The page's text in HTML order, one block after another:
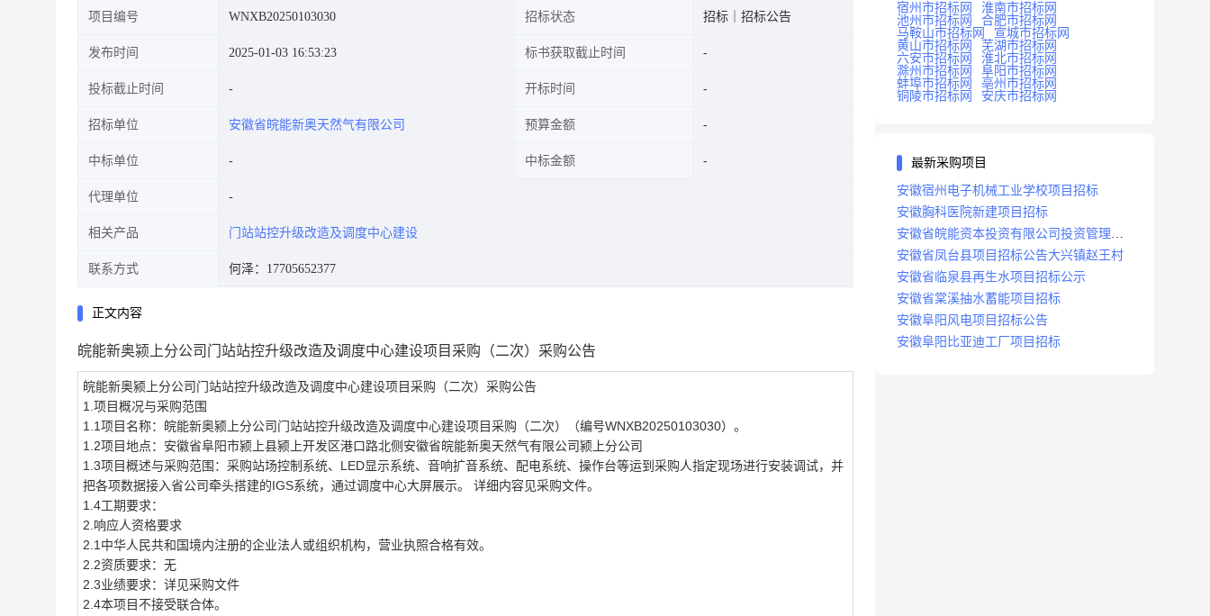
项目编号 WNXB20250103030 招标状态 招标｜招标公告
发布时间 2025-01-03 16:53:23 标书获取截止时间
投标截止时间 开标时间
招标单位 安徽省皖能新奥天然气有限公司 预算金额
中标单位 中标金额
代理单位
相关产品 门站站控升级改造及调度中心建设
联系方式 何泽：17705652377
正文内容
皖能新奥颍上分公司门站站控升级改造及调度中心建设项目采购（二次）采购公告
皖能新奥颍上分公司门站站控升级改造及调度中心建设项目采购（二次）采购公告
1.项目概况与采购范围
1.1项目名称：皖能新奥颍上分公司门站站控升级改造及调度中心建设项目采购（二次）（编号WNXB20250103030）。
1.2项目地点：安徽省阜阳市颍上县颍上开发区港口路北侧安徽省皖能新奥天然气有限公司颍上分公司
1.3项目概述与采购范围：采购站场控制系统、LED显示系统、音响扩音系统、配电系统、操作台等运到采购人指定现场进行安装调试，并
把各项数据接入省公司牵头搭建的IGS系统，通过调度中心大屏展示。 详细内容见采购文件。
1.4工期要求：
2.响应人资格要求
2.1中华人民共和国境内注册的企业法人或组织机构，营业执照合格有效。
2.2资质要求：无
2.3业绩要求：详见采购文件
2.4本项目不接受联合体。
宿州市招标网
淮南市招标网
池州市招标网
合肥市招标网
马鞍山市招标网
宣城市招标网
黄山市招标网
芜湖市招标网
六安市招标网
淮北市招标网
滁州市招标网
阜阳市招标网
蚌埠市招标网
亳州市招标网
铜陵市招标网
安庆市招标网
最新采购项目
安徽宿州电子机械工业学校项目招标
安徽胸科医院新建项目招标
安徽省皖能资本投资有限公司投资管理系
统建设项目招标
安徽省凤台县项目招标公告大兴镇赵王村
安徽省临泉县再生水项目招标公示
安徽省棠溪抽水蓄能项目招标
安徽阜阳风电项目招标公告
安徽阜阳比亚迪工厂项目招标